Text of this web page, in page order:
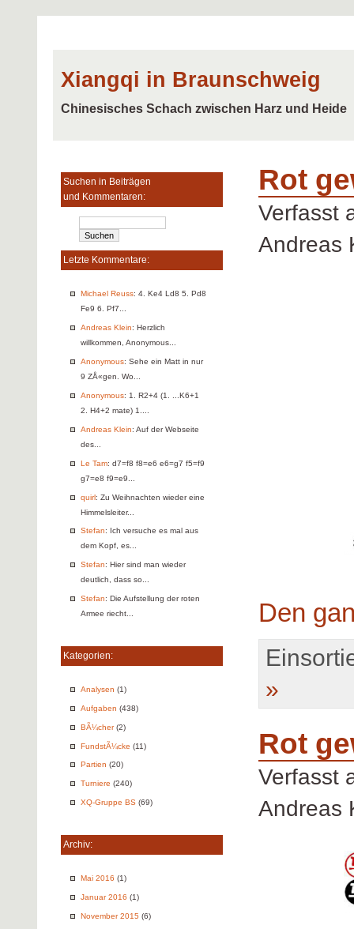
Xiangqi in Braunschweig
Chinesisches Schach zwischen Harz und Heide
Suchen in Beiträgen
und Kommentaren:
Letzte Kommentare:
Michael Reuss: 4. Ke4 Ld8 5. Pd8
Fe9 6. Pf7...
Andreas Klein: Herzlich
willkommen, Anonymous...
Anonymous: Sehe ein Matt in nur
9 ZÅ«gen. Wo...
Anonymous: 1. R2+4 (1. ...K6+1
2. H4+2 mate) 1....
Andreas Klein: Auf der Webseite
des...
Le Tam: d7=f8 f8=e6 e6=g7 f5=f9
g7=e8 f9=e9...
quirl: Zu Weihnachten wieder eine
Himmelsleiter...
Stefan: Ich versuche es mal aus
dem Kopf, es...
Stefan: Hier sind man wieder
deutlich, dass so...
Stefan: Die Aufstellung der roten
Armee riecht...
Kategorien:
Analysen (1)
Aufgaben (438)
BÃ¼cher(2)
FundstÃ¼cke (11)
Partien (20)
Turniere (240)
XQ-Gruppe BS (69)
Archiv:
Mai 2016 (1)
Januar 2016 (1)
November 2015 (6)
Rot
Verfasst
Andreas
Den
»
Rot
Verfasst
Andreas